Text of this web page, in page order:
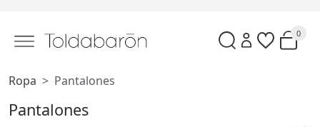
0
Ropa Pantalones
Pantalones